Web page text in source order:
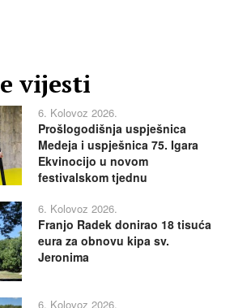
vijesti
6. Kolovoz 2026.
Prošlogodišnja uspješnica
Medeja i uspješnica 75. Igara
Ekvinocijo u novom
festivalskom tjednu
6. Kolovoz 2026.
Franjo Radek donirao 18 tisuća
eura za obnovu kipa sv.
Jeronima
6. Kolovoz 2026.